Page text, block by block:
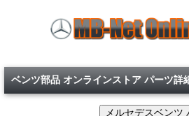
ベンツ部品 オンラインストア パーツ詳